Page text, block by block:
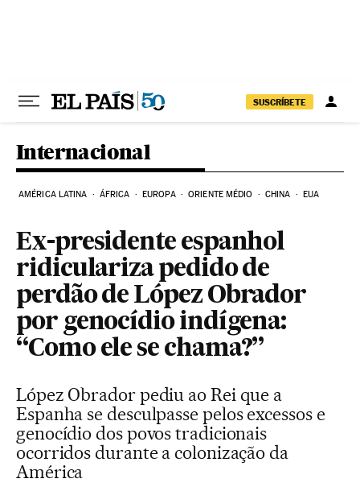
SUSCRÍBETE
Internacional
AMÉRICA LATINA ÁFRICA EUROPA ORIENTE MÉDIO CHINA EUA
Ex-presidente espanhol
ridiculariza pedido de
perdão de López Obrador
por genocídio indígena:
“Como ele se chama?”
López Obrador pediu ao Rei que a
Espanha se desculpasse pelos excessos e
genocídio dos povos tradicionais
ocorridos durante a colonização da
América